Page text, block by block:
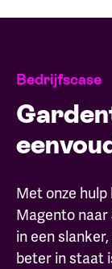
Bedrijfscase
Met onze
Magento
in een
beter in staat